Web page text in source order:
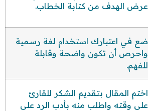
عرض الهدف من كتابة الخطاب.
ضع في اعتبارك استخدام لغة رسمية
واحرص أن تكون واضحة وقابلة
للفهم.
اختم المقال بتقديم الشكر للقارئ
على وقته واطلب منه بأدب الرد على